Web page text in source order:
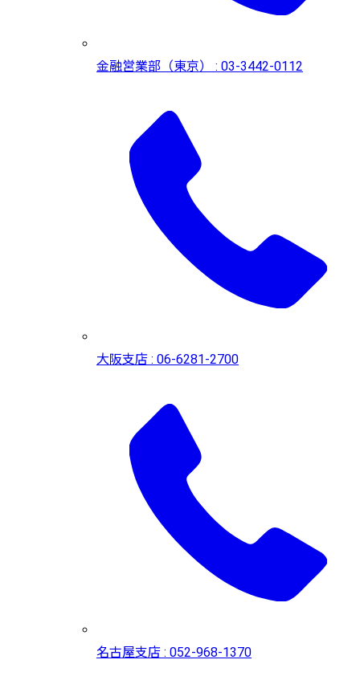
金融営業部（東京） : 03-3442-0112
大阪支店 : 06-6281-2700
名古屋支店 : 052-968-1370